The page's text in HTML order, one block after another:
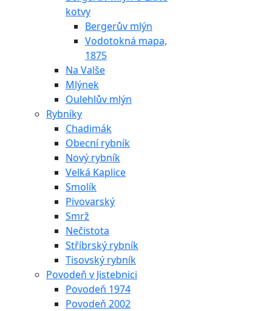
kotvy
Bergerův mlýn
Vodotokná mapa,
1875
Na Valše
Mlýnek
Oulehlův mlýn
Rybníky
Chadimák
Obecní rybník
Nový rybník
Velká Kaplice
Smolík
Pivovarský
Smrž
Nečistota
Stříbrský rybník
Tisovský rybník
Povodeň v Jistebnici
Povodeň 1974
Povodeň 2002